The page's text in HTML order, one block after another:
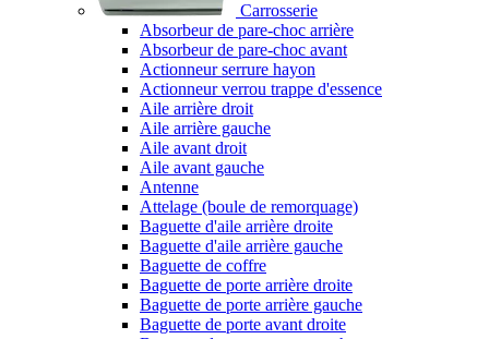
Carrosserie
Absorbeur de pare-choc arrière
Absorbeur de pare-choc avant
Actionneur serrure hayon
Actionneur verrou trappe d'essence
Aile arrière droit
Aile arrière gauche
Aile avant droit
Aile avant gauche
Antenne
Attelage (boule de remorquage)
Baguette d'aile arrière droite
Baguette d'aile arrière gauche
Baguette de coffre
Baguette de porte arrière droite
Baguette de porte arrière gauche
Baguette de porte avant droite